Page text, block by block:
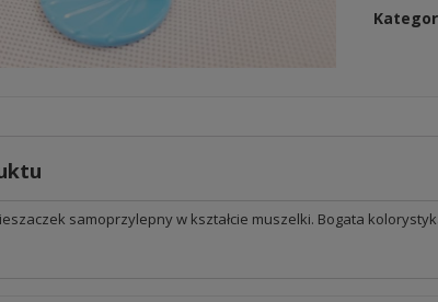
samoprzylepny w kształcie muszelki. Bogata